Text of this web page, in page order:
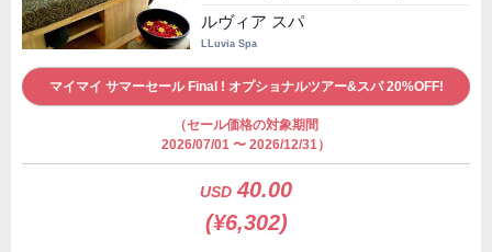
ルヴィア スパ
LLuvia Spa
マイマイ サマーセール Final ! オプショナルツアー&スパ 20%OFF!
（セール価格の対象期間
2026/07/01 〜 2026/12/31）
USD 40.00
(¥6,302)